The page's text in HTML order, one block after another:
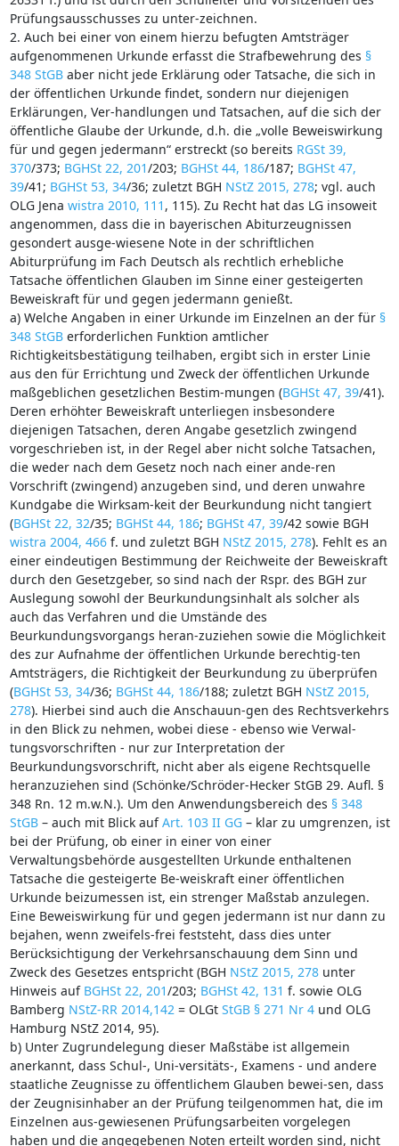
Prüfungsausschusses zu unter-zeichnen.
2. Auch bei einer von einem hierzu befugten Amtsträger
aufgenommenen Urkunde erfasst die Strafbewehrung des §
348 StGBaber nicht jede Erklärung oder Tatsache, die sich in
der öffentlichen Urkunde findet, sondern nur diejenigen
Erklärungen, Ver-handlungen und Tatsachen, auf die sich der
öffentliche Glaube der Urkunde, d.h. die „volle Beweiswirkung
für und gegen jedermann“ erstreckt (so bereits RGSt 39,
370/373; BGHSt 22, 201/203; BGHSt 44, 186/187; BGHSt 47,
39/41; BGHSt 53, 34/36; zuletzt BGH NStZ 2015, 278; vgl. auch
OLG Jena wistra 2010, 111 , 115). Zu Recht hat das LG insoweit
angenommen, dass die in bayerischen Abiturzeugnissen
gesondert ausge-wiesene Note in der schriftlichen
Abiturprüfung im Fach Deutsch als rechtlich erhebliche
Tatsache öffentlichen Glauben im Sinne einer gesteigerten
Beweiskraft für und gegen jedermann genießt.
a) Welche Angaben in einer Urkunde im Einzelnen an der für §
348 StGBerforderlichen Funktion amtlicher
Richtigkeitsbestätigung teilhaben, ergibt sich in erster Linie
aus den für Errichtung und Zweck der öffentlichen Urkunde
maßgeblichen gesetzlichen Bestim-mungen (BGHSt 47, 39/41).
Deren erhöhter Beweiskraft unterliegen insbesondere
diejenigen Tatsachen, deren Angabe gesetzlich zwingend
vorgeschrieben ist, in der Regel aber nicht solche Tatsachen,
die weder nach dem Gesetz noch nach einer ande-ren
Vorschrift (zwingend) anzugeben sind, und deren unwahre
Kundgabe die Wirksam-keit der Beurkundung nicht tangiert
(BGHSt 22, 32/35; BGHSt 44, 186; BGHSt 47, 39/42 sowie BGH
wistra 2004, 466f. und zuletzt BGH NStZ 2015, 278). Fehlt es an
einer eindeutigen Bestimmung der Reichweite der Beweiskraft
durch den Gesetzgeber, so sind nach der Rspr. des BGH zur
Auslegung sowohl der Beurkundungsinhalt als solcher als
auch das Verfahren und die Umstände des
Beurkundungsvorgangs heran-zuziehen sowie die Möglichkeit
des zur Aufnahme der öffentlichen Urkunde berechtig-ten
Amtsträgers, die Richtigkeit der Beurkundung zu überprüfen
(BGHSt 53, 34/36; BGHSt 44, 186/188; zuletzt BGH NStZ 2015,
278). Hierbei sind auch die Anschauun-gen des Rechtsverkehrs
in den Blick zu nehmen, wobei diese - ebenso wie Verwal-
tungsvorschriften - nur zur Interpretation der
Beurkundungsvorschrift, nicht aber als eigene Rechtsquelle
heranzuziehen sind (Schönke/Schröder-Hecker StGB 29. Aufl. §
348 Rn. 12 m.w.N.). Um den Anwendungsbereich des § 348
StGB– auch mit Blick aufArt. 103 II GG– klar zu umgrenzen, ist
bei der Prüfung, ob einer in einer von einer
Verwaltungsbehörde ausgestellten Urkunde enthaltenen
Tatsache die gesteigerte Be-weiskraft einer öffentlichen
Urkunde beizumessen ist, ein strenger Maßstab anzulegen.
Eine Beweiswirkung für und gegen jedermann ist nur dann zu
bejahen, wenn zweifels-frei feststeht, dass dies unter
Berücksichtigung der Verkehrsanschauung dem Sinn und
Zweck des Gesetzes entspricht (BGH NStZ 2015, 278unter
Hinweis auf BGHSt 22, 201/203; BGHSt 42, 131 f. sowie OLG
Bamberg NStZ-RR 2014,142 = OLGt StGB § 271 Nr 4und OLG
Hamburg NStZ 2014, 95).
b) Unter Zugrundelegung dieser Maßstäbe ist allgemein
anerkannt, dass Schul-, Uni-versitäts-, Examens - und andere
staatliche Zeugnisse zu öffentlichem Glauben bewei-sen, dass
der Zeugnisinhaber an der Prüfung teilgenommen hat, die im
Einzelnen aus-gewiesenen Prüfungsarbeiten vorgelegen
haben und die angegebenen Noten erteilt worden sind, nicht